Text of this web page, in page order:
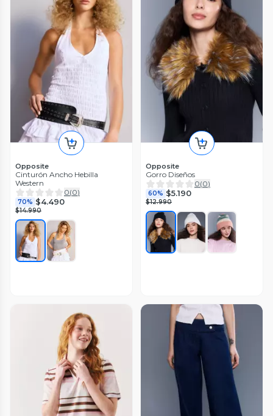
Opposite
Cinturón Ancho Hebilla
Western
0(0)
70% $4.490
$14.990
Opposite
Gorro Diseños
0(0)
60% $5.190
$12.990